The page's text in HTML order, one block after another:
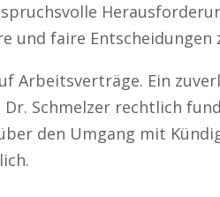
und faire
Arbeitsverträge. Ein
Schmelzer rechtlich
den Umgang mit